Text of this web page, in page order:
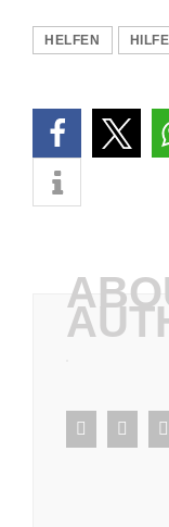
HELFEN HILFE
facebook